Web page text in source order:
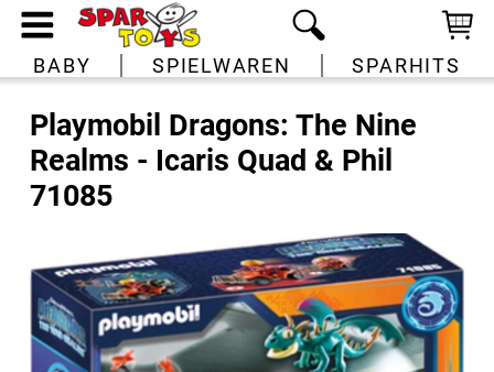
BABY SPIELWAREN SPARHITS
Playmobil Dragons: The Nine
Realms - Icaris Quad & Phil
71085